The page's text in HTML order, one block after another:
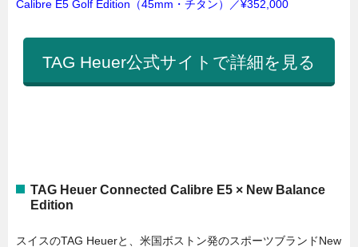
Calibre E5 Golf Edition（45mm・チタン）／¥352,000
TAG Heuer公式サイトで詳細を見る
TAG Heuer Connected Calibre E5 × New Balance
Edition
スイスのTAG Heuerと、米国ボストン発のスポーツブランドNew